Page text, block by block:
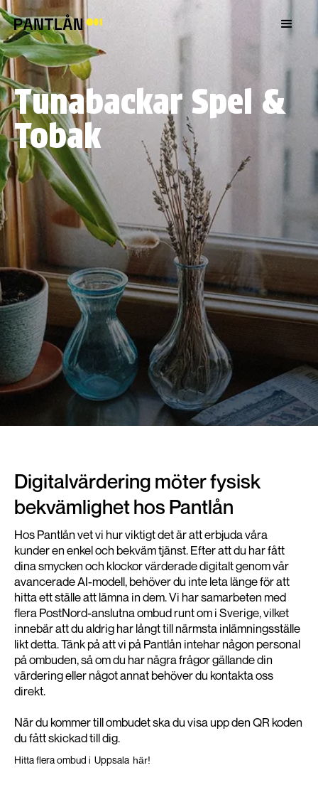
Tunabackar Spel &
Tobak
Digitalvärdering möter fysisk
bekvämlighet hos Pantlån
Hos Pantlån vet vi hur viktigt det är att erbjuda våra
kunder en enkel och bekväm tjänst. Efter att du har fått
dina smycken och klockor värderade digitalt genom vår
avancerade AI-modell, behöver du inte leta länge för att
hitta ett ställe att lämna in dem. Vi har samarbeten med
flera PostNord-anslutna ombud runt om i Sverige, vilket
innebär att du aldrig har långt till närmsta inlämningsställe
likt detta. Tänk på att vi på Pantlån intehar någon personal
på ombuden, så om du har några frågor gällande din
värdering eller något annat behöver du kontakta oss
direkt.
När du kommer till ombudet ska du visa upp den QR koden
du fått skickad till dig.
Hitta flera ombud i Uppsala här!